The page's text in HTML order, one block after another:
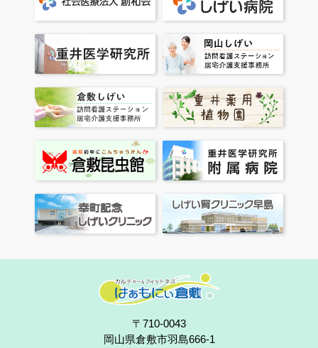
〒710-0043
岡山県倉敷市羽島666-1